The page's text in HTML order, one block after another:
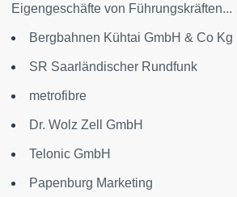
Eigengeschäfte von Führungskräften...
Bergbahnen Kühtai GmbH & Co Kg
SR Saarländischer Rundfunk
metrofibre
Dr. Wolz Zell GmbH
Telonic GmbH
Papenburg Marketing